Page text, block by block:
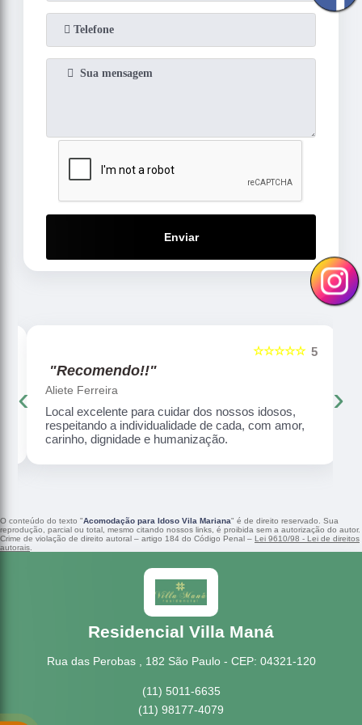
Enviar
5
☆☆☆☆☆
"Recomendo!!"
Aliete Ferreira
Local excelente para cuidar dos nossos idosos,
respeitando a individualidade de cada, com amor,
carinho, dignidade e humanização.
‹ ›
O conteúdo do texto "Acomodação para Idoso Vila Mariana" é de direito reservado. Sua
reprodução, parcial ou total, mesmo citando nossos links, é proibida sem a autorização do autor.
Crime de violação de direito autoral – artigo 184 do Código Penal – Lei 9610/98 - Lei de direitos
autorais
Residencial Villa Maná
Rua das Perobas , 182 São Paulo - CEP: 04321-120
(11) 5011-6635
(11) 98177-4079